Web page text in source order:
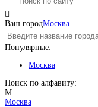

Ваш городМосква
Популярные:
Москва
Поиск по алфавиту:
М
Москва